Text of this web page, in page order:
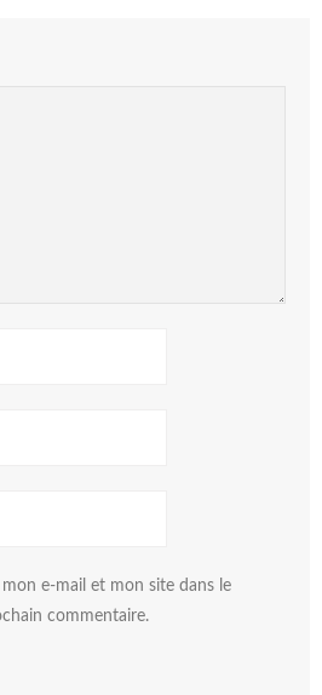
e-mail et mon site dans le
commentaire.